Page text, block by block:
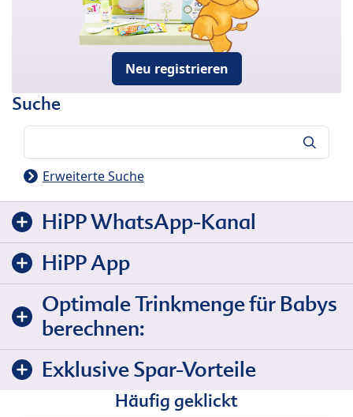
Neu registrieren
Suche
Erweiterte Suche
HiPP WhatsApp-Kanal
HiPP App
Optimale Trinkmenge für Babys
berechnen:
Exklusive Spar-Vorteile
Häufig geklickt